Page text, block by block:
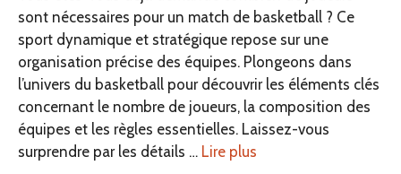
sont nécessaires pour un match de basketball ? Ce
sport dynamique et stratégique repose sur une
organisation précise des équipes. Plongeons dans
l’univers du basketball pour découvrir les éléments clés
concernant le nombre de joueurs, la composition des
équipes et les règles essentielles. Laissez-vous
surprendre par les détails … Lire plus